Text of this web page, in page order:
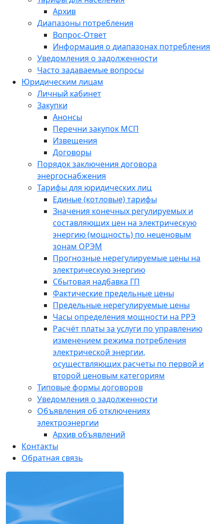
Архив
Диапазоны потребления
Вопрос-Ответ
Информация о диапазонах потребления
Уведомления о задолженности
Часто задаваемые вопросы
Юридическим лицам
Личный кабинет
Закупки
Анонсы
Перечни закупок МСП
Извещения
Договоры
Порядок заключения договора
энергоснабжения
Тарифы для юридических лиц
Единые (котловые) тарифы
Значения конечных регулируемых и
составляющих цен на электрическую
энергию (мощность) по неценовым
зонам ОРЭМ
Прогнозные нерегулируемые цены на
электрическую энергию
Сбытовая надбавка ГП
Фактические предельные цены
Предельные нерегулируемые цены
Часы определения мощности на РРЭ
Расчёт платы за услуги по управлению
изменением режима потребления
электрической энергии,
осуществляющих расчеты по первой и
второй ценовым категориям
Типовые формы договоров
Уведомления о задолженности
Объявления об отключениях
электроэнергии
Архив объявлений
Контакты
Обратная связь